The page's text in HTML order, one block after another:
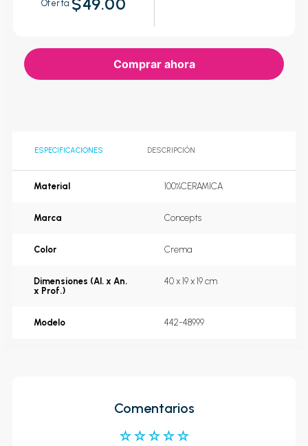
Oferta
Comprar ahora
ESPECIFICACIONES DESCRIPCIÓN
Material 100%CERAMICA
Marca Concepts
Color Crema
Dimensiones (Al. x An.
x Prof.)
40 x 19 x 19 cm
Modelo 442-48999
Comentarios
☆☆☆☆☆